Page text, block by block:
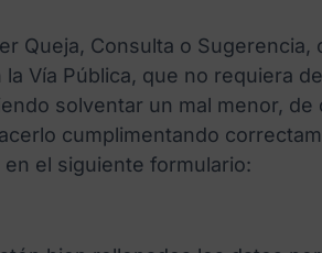
Queja, Consulta o Sugerencia,
Vía Pública, que no requiera
solventar un mal menor, de
cumplimentando
el siguiente formulario: